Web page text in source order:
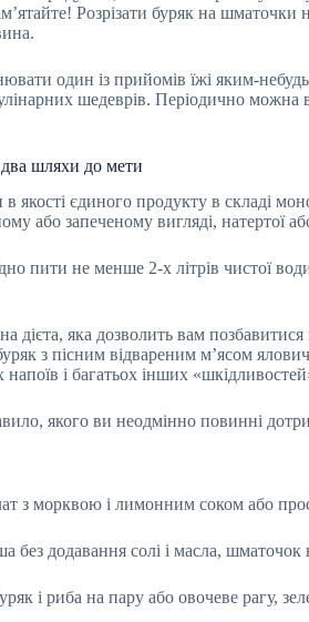
Розрізати буряк на шматочки
один із прийомів їжі яким-
шедеврів. Періодично можна
два шляхи до мети
якості єдиного продукту в складі
або запеченому вигляді,
пити не менше 2-х літрів чистої
дієта, яка дозволить вам
з пісним відвареним м’ясом
і багатьох інших
якого ви неодмінно повинні
з морквою і лимонним соком або
без додавання солі і масла, шматочок
і риба на пару або овочеве рагу,